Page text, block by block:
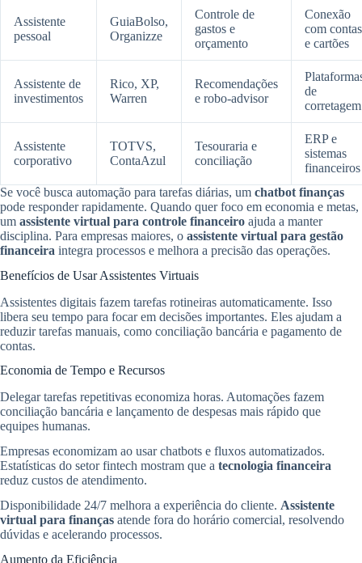
Assistente
pessoal
GuiaBolso,
Organizze
Controle de
gastos e
orçamento
Conexão
com contas
e cartões
Assistente de
investimentos
Rico, XP,
Warren
Recomendações
e robo-advisor
de
corretagem
Assistente
corporativo
TOTVS,
ContaAzul
Tesouraria e
conciliação
ERP e
sistemas
financeiros
Se você busca automação para tarefas diárias, um chatbot finanças
pode responder rapidamente. Quando quer foco em economia e metas,
um assistente virtual para controle financeiro ajuda a manter
disciplina. Para empresas maiores, o assistente virtual para gestão
financeira integra processos e melhora a precisão das operações.
Benefícios de Usar Assistentes Virtuais
Assistentes digitais fazem tarefas rotineiras automaticamente. Isso
libera seu tempo para focar em decisões importantes. Eles ajudam a
reduzir tarefas manuais, como conciliação bancária e pagamento de
contas.
Economia de Tempo e Recursos
Delegar tarefas repetitivas economiza horas. Automações fazem
conciliação bancária e lançamento de despesas mais rápido que
equipes humanas.
Empresas economizam ao usar chatbots e fluxos automatizados.
Estatísticas do setor fintech mostram que a tecnologia financeira
reduz custos de atendimento.
Disponibilidade 24/7 melhora a experiência do cliente. Assistente
virtual para finanças atende fora do horário comercial, resolvendo
dúvidas e acelerando processos.
Aumento da Eficiência